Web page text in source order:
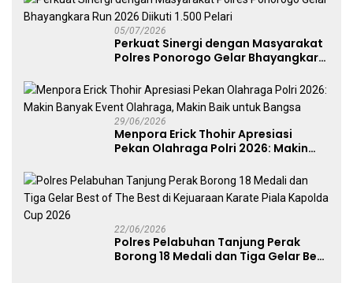
05/07/2026
Perkuat Sinergi dengan Masyarakat
Polres Ponorogo Gelar Bhayangkara
29/06/2026
Menpora Erick Thohir Apresiasi
Pekan Olahraga Polri 2026: Makin
untuk Bangsa
22/06/2026
Polres Pelabuhan Tanjung Perak
Borong 18 Medali dan Tiga Gelar Best